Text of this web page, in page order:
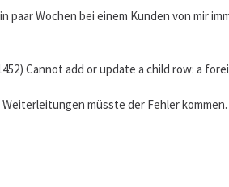
paar Wochen bei einem Kunden von mir
Cannot add or update a child row: a
Weiterleitungen müsste der Fehler